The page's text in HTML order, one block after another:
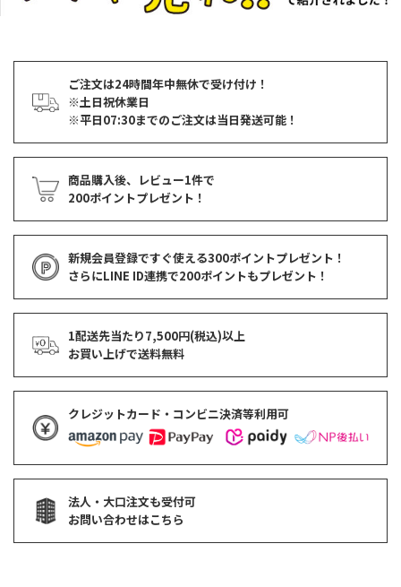
ご注文は24時間年中無休で受け付け！
※土日祝休業日
※平日07:30までのご注文は当日発送可能！
商品購入後、レビュー1件で
200ポイントプレゼント！
新規会員登録ですぐ使える300ポイントプレゼント！
さらにLINE ID連携で200ポイントもプレゼント！
1配送先当たり7,500円(税込)以上
お買い上げで送料無料
クレジットカード・コンビニ決済等利用可
法人・大口注文も受付可
お問い合わせはこちら